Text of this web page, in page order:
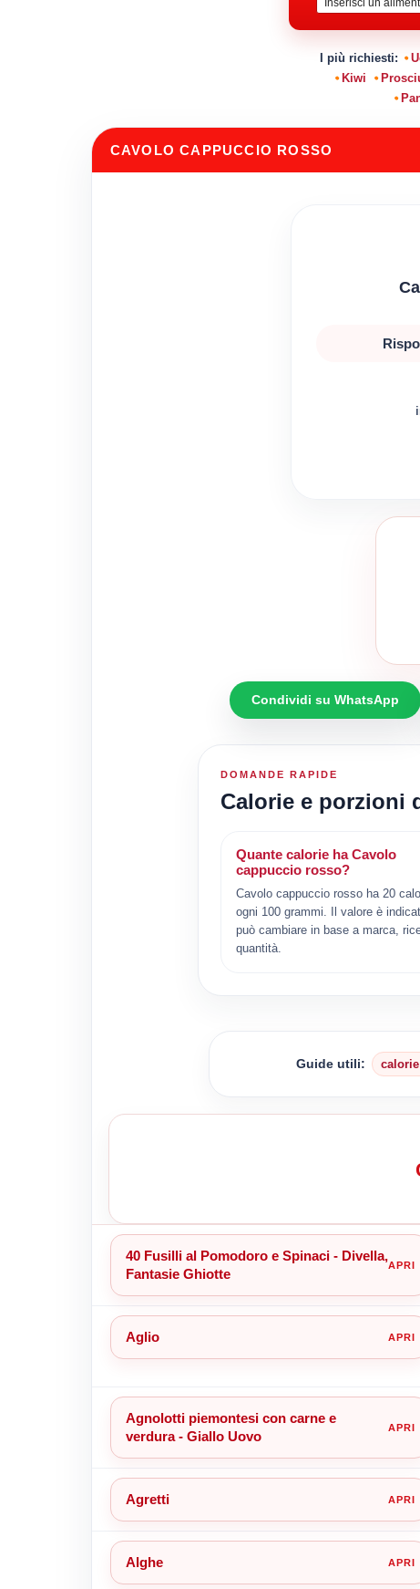
I più richiesti:
Kiwi
CAVOLO CAPPUCCIO ROSSO
Condividi su WhatsApp
DOMANDE RAPIDE
Calorie e porzioni
Quante calorie ha Cavolo
cappuccio rosso?
Cavolo cappuccio rosso ha 20
ogni 100 grammi. Il valore è
può cambiare in base a marca,
quantità.
Guide utili:
40 Fusilli al Pomodoro e Spinaci - Divella,
Fantasie Ghiotte
Aglio
Agnolotti piemontesi con carne e
verdura - Giallo Uovo
Agretti
Alghe